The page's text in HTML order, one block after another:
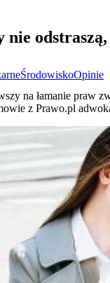
ŚrodowiskoOpinie
na łamanie praw
z Prawo.pl